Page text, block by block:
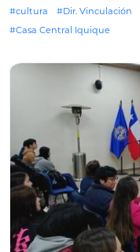
#cultura #Dir. Vinculación
#Casa Central Iquique